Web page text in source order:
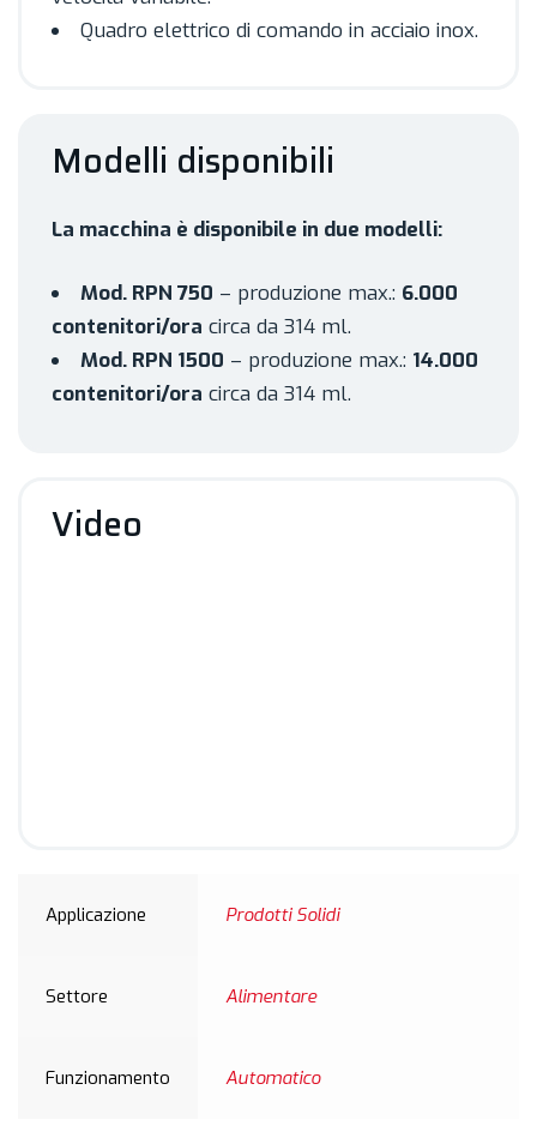
Quadro elettrico di comando in acciaio inox.
Modelli disponibili
La macchina è disponibile in due modelli:
Mod. RPN 750 – produzione max.: 6.000
contenitori/ora circa da 314 ml.
Mod. RPN 1500 – produzione max.: 14.000
contenitori/ora circa da 314 ml.
Video
Applicazione Prodotti Solidi
Settore Alimentare
Funzionamento Automatico